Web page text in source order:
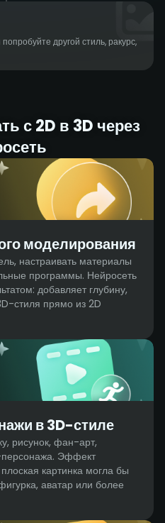
другой стиль, ракурс,
с 2D в 3D через
моделирования
настраивать материалы
программы. Нейросеть
добавляет глубину,
стиля прямо из 2D
в 3D-стиле
рисунок, фан-арт,
Эффект
картинка могла бы
аватар или более